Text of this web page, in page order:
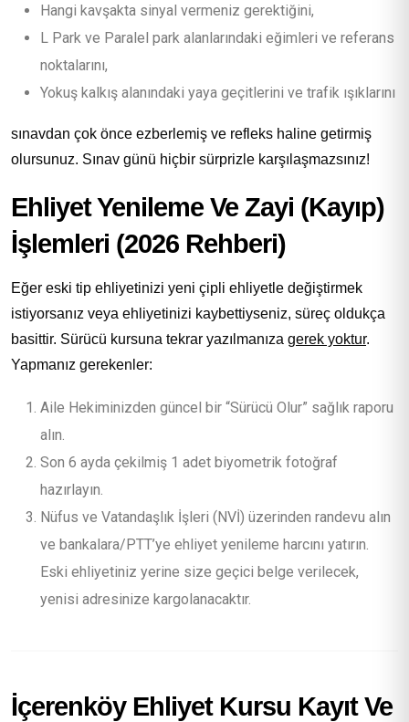
Hangi kavşakta sinyal vermeniz gerektiğini,
L Park ve Paralel park alanlarındaki eğimleri ve referans
noktalarını,
Yokuş kalkış alanındaki yaya geçitlerini ve trafik ışıklarını
sınavdan çok önce ezberlemiş ve refleks haline getirmiş
olursunuz. Sınav günü hiçbir sürprizle karşılaşmazsınız!
Ehliyet Yenileme Ve Zayi (Kayıp)
İşlemleri (2026 Rehberi)
Eğer eski tip ehliyetinizi yeni çipli ehliyetle değiştirmek
istiyorsanız veya ehliyetinizi kaybettiyseniz, süreç oldukça
basittir. Sürücü kursuna tekrar yazılmanıza gerek yoktur.
Yapmanız gerekenler:
Aile Hekiminizden güncel bir “Sürücü Olur” sağlık raporu
alın.
Son 6 ayda çekilmiş 1 adet biyometrik fotoğraf
hazırlayın.
Nüfus ve Vatandaşlık İşleri (NVİ) üzerinden randevu alın
ve bankalara/PTT’ye ehliyet yenileme harcını yatırın.
Eski ehliyetiniz yerine size geçici belge verilecek,
yenisi adresinize kargolanacaktır.
İçerenköy Ehliyet Kursu Kayıt Ve